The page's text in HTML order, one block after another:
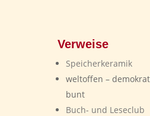
Verweise
Speicherkeramik
weltoffen –
bunt
Buch- und Leseclub